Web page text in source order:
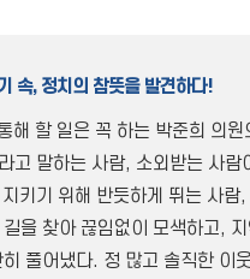
속, 정치의 참뜻을 발견하다!
해 할 일은 꼭 하는 박준희 의
고 말하는 사람, 소외받는 사
키기 위해 반듯하게 뛰는 사
을 찾아 끊임없이 모색하고,
풀어냈다. 정 많고 솔직한 이